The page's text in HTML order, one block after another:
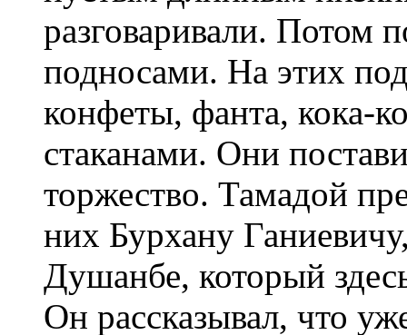
разговаривали. Потом
подносами. На этих
конфеты, фанта, кока-
стаканами. Они
торжество. Тамадой
них Бурхану
Душанбе, который
Он рассказывал, что